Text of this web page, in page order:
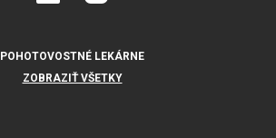
POHOTOVOSTNÉ LEKÁRNE
ZOBRAZIŤ VŠETKY